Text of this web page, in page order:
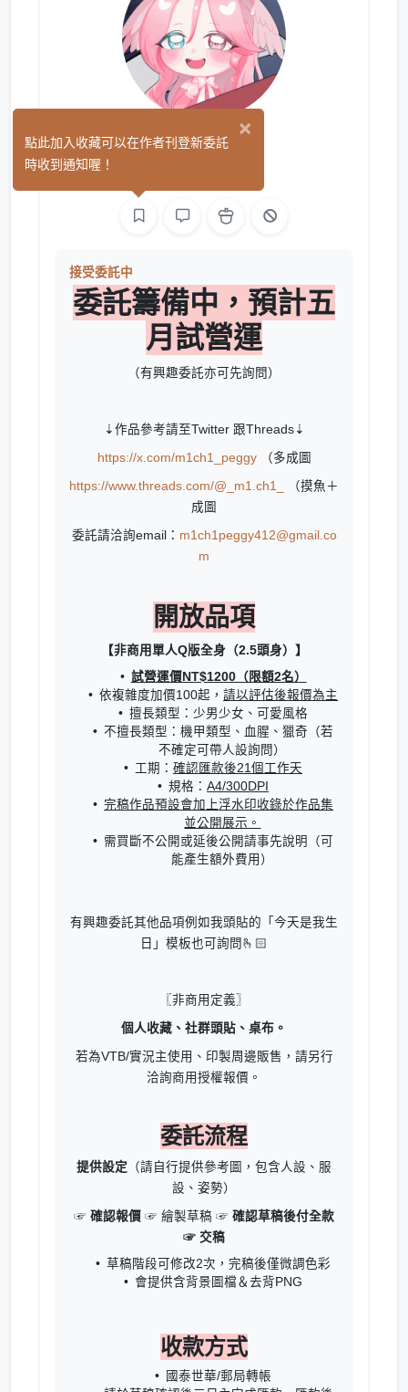
糸奇 (0)
接受委託中
委託籌備中，預計五
月試營運
（有興趣委託亦可先詢問）
⇣作品參考請至Twitter 跟Threads⇣
https://x.com/m1ch1_peggy（多成圖
https://www.threads.com/@_m1.ch1_
（摸魚＋
成圖
委託請洽詢email： m1ch1peggy412@gmail.co
m
開放品項
【非商用單人Q版全身（2.5頭身）】
試營運價NT$1200（限額2名）
依複雜度加價100起，請以評估後報價為主
擅長類型：少男少女、可愛風格
不擅長類型：機甲類型、血腥、獵奇（若
不確定可帶人設詢問）
工期：確認匯款後21個工作天
規格：A4/300DPI
完稿作品預設會加上浮水印收錄於作品集
並公開展示。
需買斷不公開或延後公開請事先說明（可
能產生額外費用）
有興趣委託其他品項例如我頭貼的「今天是我生
日」模板也可詢問🫰🏻
〖非商用定義〗
個人收藏、社群頭貼、桌布。
若為VTB/實況主使用、印製周邊販售，請另行
洽詢商用授權報價。
委託流程
提供設定 （請自行提供參考圖，包含人設、服
設、姿勢）
☞ 確認報價 ☞ 繪製草稿 ☞ 確認草稿後付全款
☞ 交稿
草稿階段可修改2次，完稿後僅微調色彩
會提供含背景圖檔＆去背PNG
收款方式
國泰世華/郵局轉帳
×
點此加入收藏可以在作者刊登新委託
時收到通知喔！